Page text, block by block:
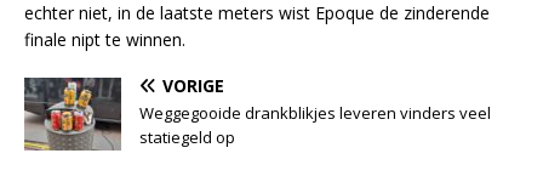
echter niet, in de laatste meters wist Epoque de zinderende
finale nipt te winnen.
VORIGE
Weggegooide drankblikjes leveren vinders veel
statiegeld op